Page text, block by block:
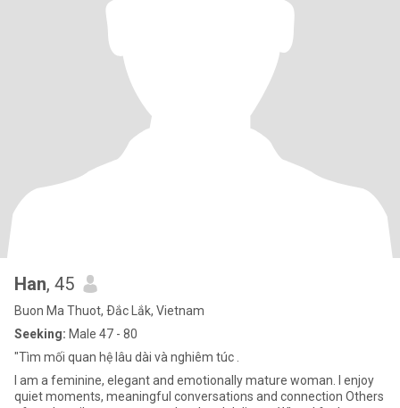
Han, 45
Buon Ma Thuot, Ðắc Lắk, Vietnam
Seeking: Male 47 - 80
"Tìm mối quan hệ lâu dài và nghiêm túc .
I am a feminine, elegant and emotionally mature woman. I enjoy
quiet moments, meaningful conversations and connection Others